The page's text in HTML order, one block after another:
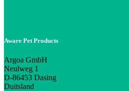
Aware Pet Products
Argoa GmbH
Neulweg 1
D-86453 Dasing
Duitsland